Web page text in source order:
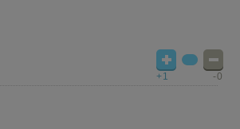
+1 -0